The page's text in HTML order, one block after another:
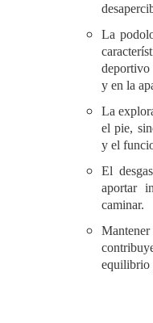
La
deportivo
y en la
La
el pie,
y el
El
aportar
caminar.
equilibrio